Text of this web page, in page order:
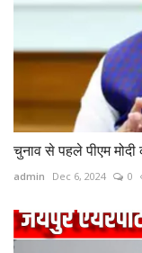
चुनाव से पहले पीएम मोदी
admin Dec 6, 2024 0